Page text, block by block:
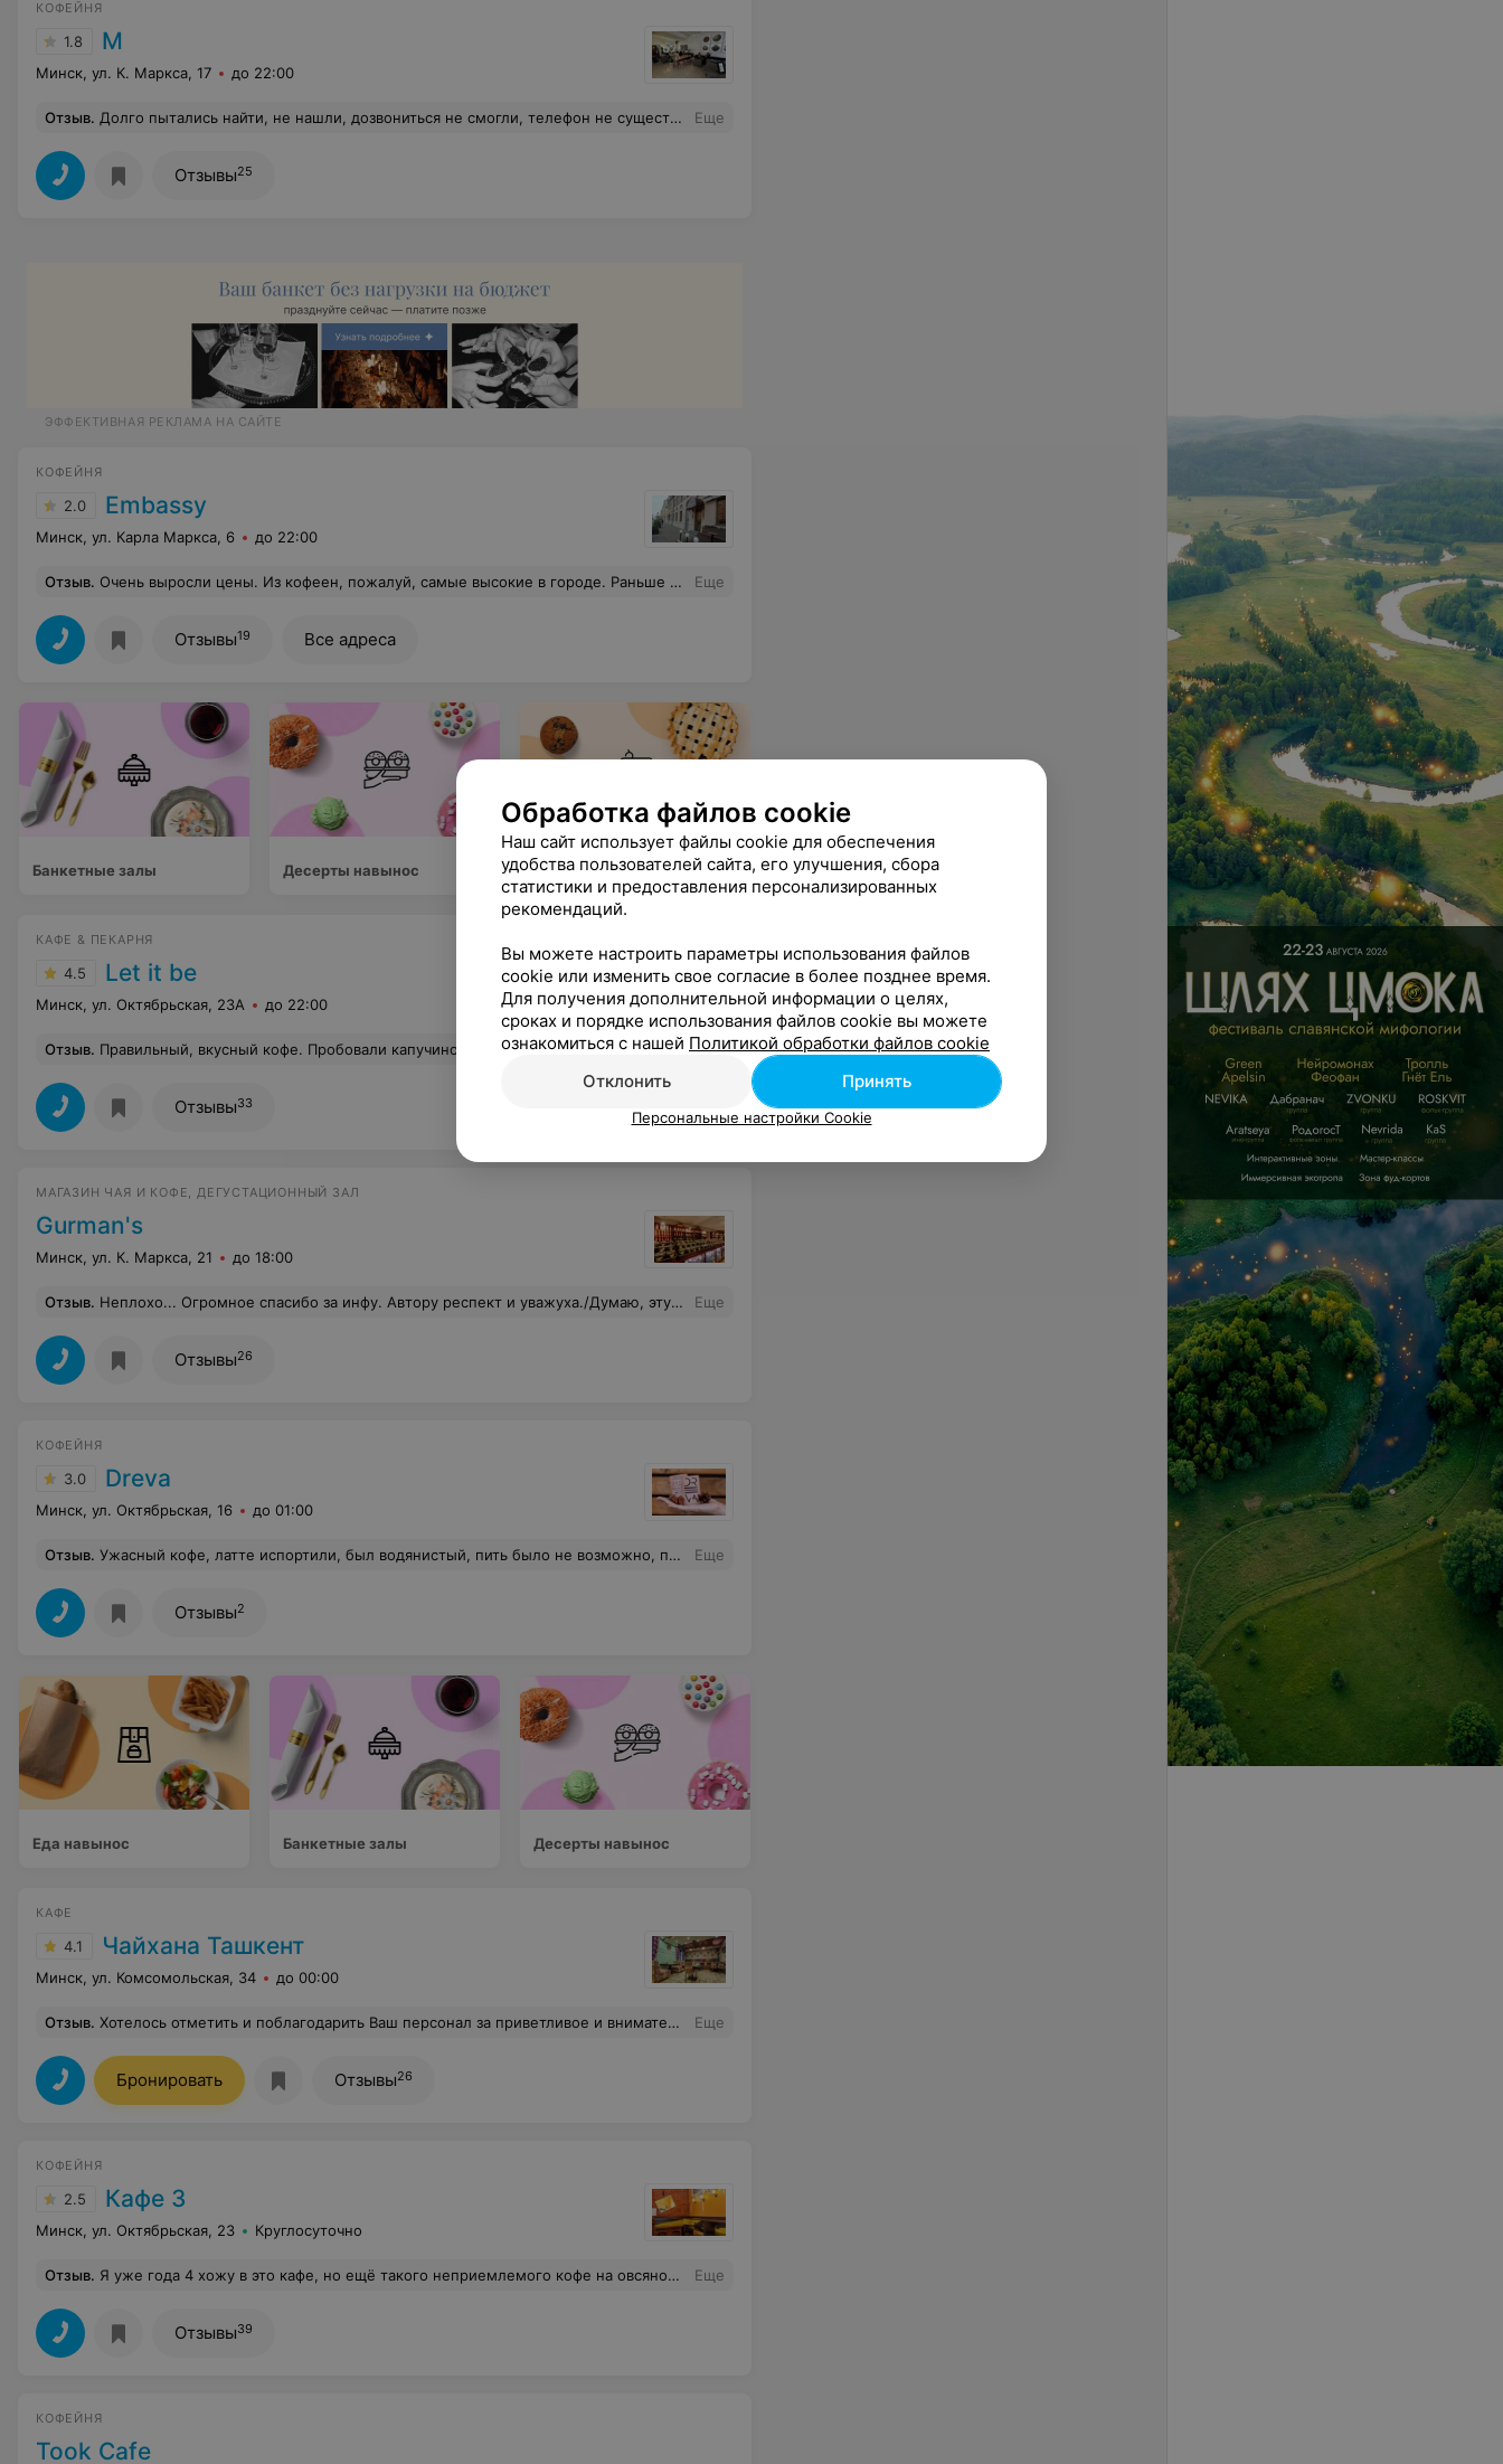
КОФЕЙНЯ
1.8 М
Минск, ул. К. Маркса, 17 до 22:00
Отзыв. Долго пытались найти, не нашли, дозвониться не смогли, телефон не существует. Еще
Отзывы25
ЭФФЕКТИВНАЯ РЕКЛАМА НА САЙТЕ
КОФЕЙНЯ
2.0 Embassy
Минск, ул. Карла Маркса, 6 до 22:00
Отзыв. Очень выросли цены. Из кофеен, пожалуй, самые высокие в городе. Раньше были вашими постоянными клиентами, но из-за ценовой политики стали ходить гораздо реже. Еще
Отзывы19 Все адреса
Банкетные залы Десерты навынос Пироги навынос
КАФЕ & ПЕКАРНЯ
4.5 Let it be
Минск, ул. Октябрьская, 23А до 22:00
Отзыв. Правильный, вкусный кофе. Пробовали капучино и двойной эспресо - отлично. Спасибо Алевтине за красивое обслуживание и интересный рассказ о кофе. Будем приходить регулярно, очень достойная кофейня. Еще
Отзывы33
МАГАЗИН ЧАЯ И КОФЕ, ДЕГУСТАЦИОННЫЙ ЗАЛ
Gurman's
Минск, ул. К. Маркса, 21 до 18:00
Отзыв. Неплохо... Огромное спасибо за инфу. Автору респект и уважуха./Думаю, эту тему можно развивать до бесконечности Хорошо пишете. Учились где-то или просто с опытом пришло? Еще
Отзывы26
КОФЕЙНЯ
3.0 Dreva
Минск, ул. Октябрьская, 16 до 01:00
Отзыв. Ужасный кофе, латте испортили, был водянистый, пить было не возможно, пришлось выкинуть Еще
Отзывы2
Еда навынос Банкетные залы Десерты навынос
КАФЕ
4.1 Чайхана Ташкент
Минск, ул. Комсомольская, 34 до 00:00
Отзыв. Хотелось отметить и поблагодарить Ваш персонал за приветливое и внимательное отношение к клиентам, профессионализм и быстрое обслуживание. Желаем Вам и Вашему заведению больших доходов! Еще
Бронировать Отзывы26
КОФЕЙНЯ
2.5 Кафе 3
Минск, ул. Октябрьская, 23 Круглосуточно
Отзыв. Я уже года 4 хожу в это кафе, но ещё такого неприемлемого кофе на овсяном молоке не пила( Кофе самый дешевый пережаренный, пить невозможно! Это кофе из дешевой кофейни, наверное, взяли( Еще
Отзывы39
КОФЕЙНЯ
Took Cafe
Обработка файлов cookie
Наш сайт использует файлы cookie для обеспечения
удобства пользователей сайта, его улучшения, сбора
статистики и предоставления персонализированных
рекомендаций.
Вы можете настроить параметры использования файлов
cookie или изменить свое согласие в более позднее время.
Для получения дополнительной информации о целях,
сроках и порядке использования файлов cookie вы можете
ознакомиться с нашей Политикой обработки файлов cookie
Отклонить
Принять
Персональные настройки Cookie